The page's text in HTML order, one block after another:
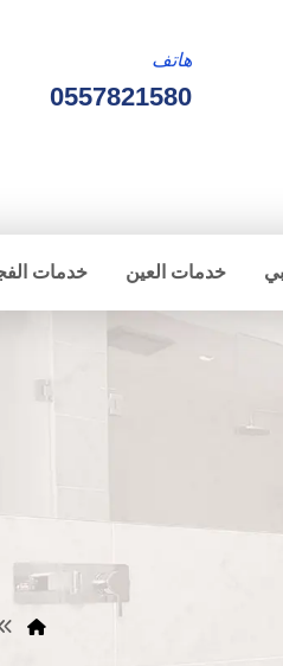
هاتف
0557821580
خدمات العين خدمات